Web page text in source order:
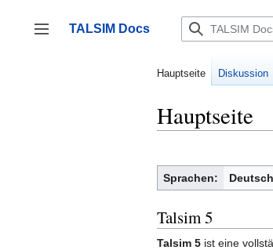
springen
Seitenleiste umschalten
TALSIM Docs
Hauptseite Diskussion
Hauptseite
Sprachen: Deutsch
Talsim 5
Talsim 5 ist eine